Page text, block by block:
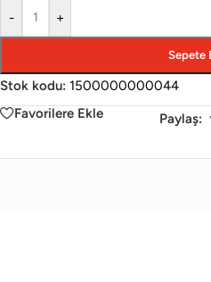
- +
Sepete
Stok kodu: 1500000000044
Favorilere Ekle
Paylaş: